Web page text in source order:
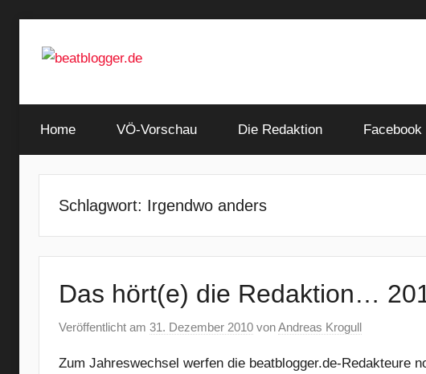
Inhalt
beatblogger.de
and
the
Home VÖ-Vorschau Die Redaktion Facebook
Schlagwort: Irgendwo anders
Das hört(e) die Redaktion…
Veröffentlicht am 31. Dezember 2010 vonAndreas Krogull
Zum Jahreswechsel werfen die beatblogger.de-Redakteure